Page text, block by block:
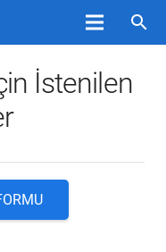
search
İstenilen